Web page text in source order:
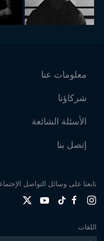
معلومات عنا
شركاؤنا
الأسئلة الشائعة
إتصل بنا
تابعنا على وسائل التواصل الإجتماعي
اللغات